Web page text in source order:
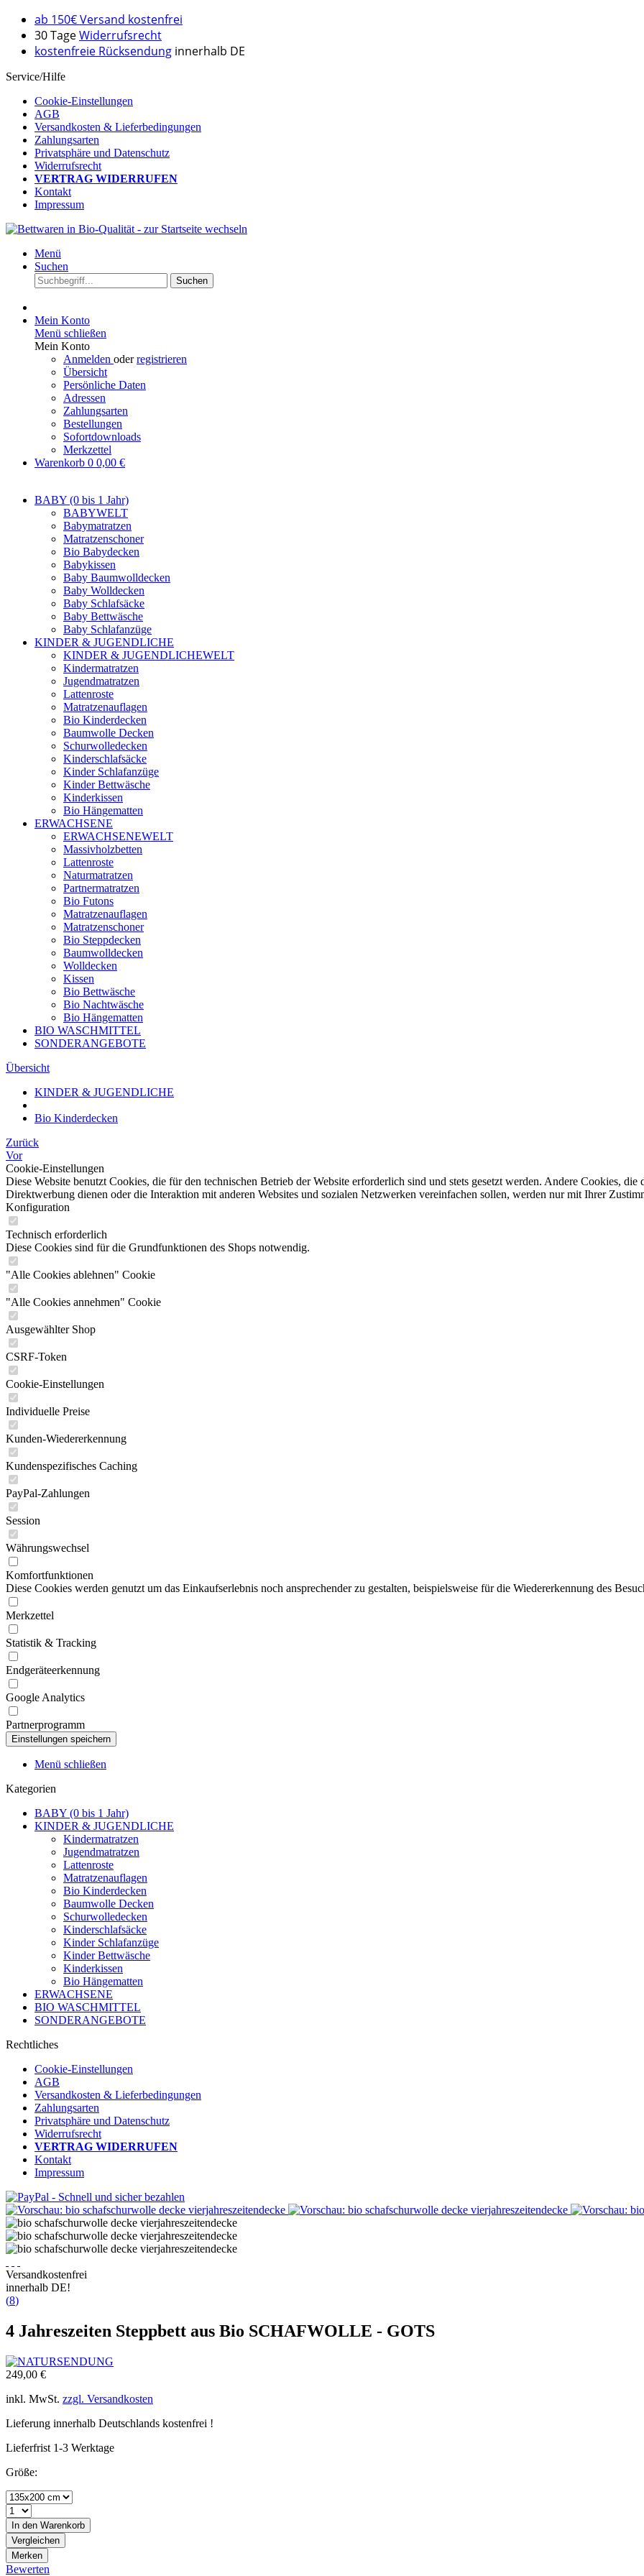
ab 150€ Versand kostenfrei
30 TageWiderrufsrecht
kostenfreie Rücksendung innerhalb DE
Service/Hilfe
Cookie-Einstellungen
AGB
Versandkosten & Lieferbedingungen
Zahlungsarten
Privatsphäre und Datenschutz
Widerrufsrecht
VERTRAG WIDERRUFEN
Kontakt
Impressum
Menü
Suchen
Suchen
Mein Konto
Menü schließen
Mein Konto
Anmelden oderregistrieren
Übersicht
Persönliche Daten
Adressen
Zahlungsarten
Bestellungen
Sofortdownloads
Merkzettel
Warenkorb 0 0,00 €
BABY (0 bis 1 Jahr)
BABYWELT
Babymatratzen
Matratzenschoner
Bio Babydecken
Babykissen
Baby Baumwolldecken
Baby Wolldecken
Baby Schlafsäcke
Baby Bettwäsche
Baby Schlafanzüge
KINDER & JUGENDLICHE
KINDER & JUGENDLICHEWELT
Kindermatratzen
Jugendmatratzen
Lattenroste
Matratzenauflagen
Bio Kinderdecken
Baumwolle Decken
Schurwolledecken
Kinderschlafsäcke
Kinder Schlafanzüge
Kinder Bettwäsche
Kinderkissen
Bio Hängematten
ERWACHSENE
ERWACHSENEWELT
Massivholzbetten
Lattenroste
Naturmatratzen
Partnermatratzen
Bio Futons
Matratzenauflagen
Matratzenschoner
Bio Steppdecken
Baumwolldecken
Wolldecken
Kissen
Bio Bettwäsche
Bio Nachtwäsche
Bio Hängematten
BIO WASCHMITTEL
SONDERANGEBOTE
Übersicht
KINDER & JUGENDLICHE
Bio Kinderdecken
Zurück
Vor
Cookie-Einstellungen
Diese Website benutzt Cookies, die für den technischen Betrieb der Website erforderlich sind und stets gesetzt werden. Andere Cookies,
Direktwerbung dienen oder die Interaktion mit anderen Websites und sozialen Netzwerken vereinfachen sollen, werden nur mit Ihrer
Konfiguration
Technisch erforderlich
Diese Cookies sind für die Grundfunktionen des Shops notwendig.
"Alle Cookies ablehnen" Cookie
"Alle Cookies annehmen" Cookie
Ausgewählter Shop
CSRF-Token
Cookie-Einstellungen
Individuelle Preise
Kunden-Wiedererkennung
Kundenspezifisches Caching
PayPal-Zahlungen
Session
Währungswechsel
Komfortfunktionen
Diese Cookies werden genutzt um das Einkaufserlebnis noch ansprechender zu gestalten, beispielsweise für die Wiedererkennung des
Merkzettel
Statistik & Tracking
Endgeräteerkennung
Google Analytics
Partnerprogramm
Menü schließen
Kategorien
BABY (0 bis 1 Jahr)
KINDER & JUGENDLICHE
Kindermatratzen
Jugendmatratzen
Lattenroste
Matratzenauflagen
Bio Kinderdecken
Baumwolle Decken
Schurwolledecken
Kinderschlafsäcke
Kinder Schlafanzüge
Kinder Bettwäsche
Kinderkissen
Bio Hängematten
ERWACHSENE
BIO WASCHMITTEL
SONDERANGEBOTE
Rechtliches
Cookie-Einstellungen
AGB
Versandkosten & Lieferbedingungen
Zahlungsarten
Privatsphäre und Datenschutz
Widerrufsrecht
VERTRAG WIDERRUFEN
Kontakt
Impressum
Versandkostenfrei
innerhalb DE!
(8)
4 Jahreszeiten Steppbett aus Bio SCHAFWOLLE - GOTS
249,00 €
inkl. MwSt. zzgl. Versandkosten
Lieferung innerhalb Deutschlands kostenfrei !
Lieferfrist 1-3 Werktage
Größe:
In den Warenkorb
Vergleichen
Merken
Bewerten